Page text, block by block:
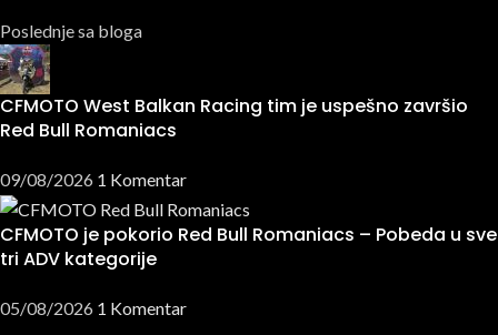
Poslednje sa bloga
CFMOTO West Balkan Racing tim je uspešno završio
Red Bull Romaniacs
09/08/2026 1 Komentar
CFMOTO je pokorio Red Bull Romaniacs – Pobeda u sve
tri ADV kategorije
05/08/2026 1 Komentar